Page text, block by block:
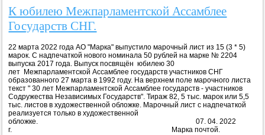
К юбилею Межпарламентской Ассамблее
Государств СНГ.
22 марта 2022 года АО "Марка" выпустило марочный лист из 15 (3 * 5)
марок. С надпечаткой нового номинала 50 рублей на марке № 2204
выпуска 2017 года. Выпуск посвящён юбилею 30
лет Межпарламентской Ассамблее государств участников СНГ
образованного 27 марта в 1992 году. На верхнем поле марочного листа
текст " 30 лет Межпарламентской Ассамблее государств - участников
Содружества Независимых Государств". Тираж 82, 5 тыс. марок или 5,5
тыс. листов в художественной обложке. Марочный лист с надпечаткой
реализуется только в художественной
обложке. 07. 04. 2022
г. Марка почтой.